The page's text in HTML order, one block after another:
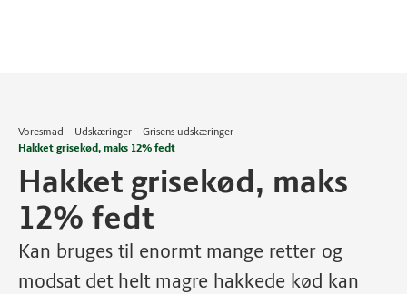
Voresmad Udskæringer
Grisens udskæringer
Hakket grisekød, maks 12% fedt
Hakket grisekød, maks
12% fedt
Kan bruges til enormt mange retter og
modsat det helt magre hakkede kød kan